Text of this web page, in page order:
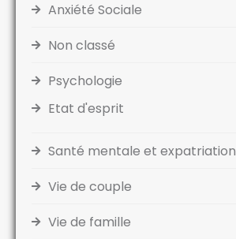
Anxiété Sociale
Non classé
Psychologie
Etat d'esprit
Santé mentale et expatriation
Vie de couple
Vie de famille